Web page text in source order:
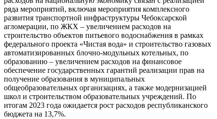
ряда мероприятий, включая мероприятия комплексного
развития транспортной инфраструктуры Чебоксарской
агломерации, по ЖКХ – увеличением расходов на
строительство объектов питьевого водоснабжения в рамках
федерального проекта «Чистая вода» и строительство газовых
автоматизированных блочно-модульных котельных, по
образованию – увеличением расходов на финансовое
обеспечение государственных гарантий реализации прав на
получение образования в муниципальных
общеобразовательных организациях, а также модернизацией
школ и строительством образовательных учреждений. По
итогам 2023 года ожидается рост расходов республиканского
бюджета на 13,7%.